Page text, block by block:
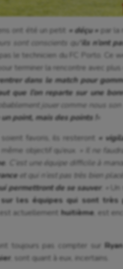
ont été un petit « déçu » par la
sont conscients qu ‘ils n’ont
pas le technicien du FC Porto. Ce
terminer la rencontre avec plus
dans le match pour
que l’on reparte sur une
jouer comme nous
point, mais des points !«
soient favoris, ils resteront «
objectif qu’eux.
« Il ne
. C’est une équipe difficile à
et qui n’est pas très bien
permettront de se sauver. »
les équipes qui sont très
actuellement huitième , est
toujours pas compter sur
, sont quant à eux, incertains.